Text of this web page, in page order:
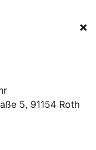
5, 91154 Roth